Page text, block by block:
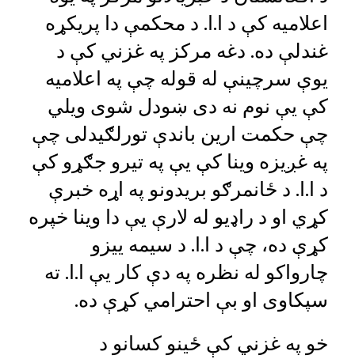
اعلامیه کې د ا.ا. د محکمې دا پریکړه
غندلې ده. دغه مرکز په غزني کې د
یوې سرچینې له قوله چې په اعلامیه
کې یې نوم نه دی ښودل شوی ویلي
چې حکمت ارین باندې تورلګیدلی چې
په غږیزه وینا کې يې په تیرو جګړو کې
د ا.ا. د ځانمرګو بریدونو په اړه خبرې
کړي او د راډیو له لارې یې دا وینا خپره
کړې ده، چې د ا.ا. د سیمه ییزو
چارواکو له نظره په دې کار یې ا.ا. ته
سپکاوی او بې احترامي کړې ده.
خو په غزني کې ځینو کسانو د